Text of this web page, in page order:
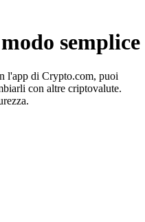
semplice
l'app di Crypto.com, puoi
con altre criptovalute.